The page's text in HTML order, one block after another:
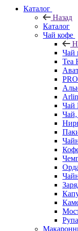
Каталог
Назад
Каталог
Чай кофе
Чай
Tea
Чай
Чай,